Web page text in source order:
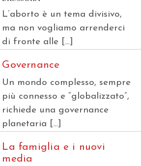
L’aborto è un tema divisivo,
ma non vogliamo arrenderci
di fronte alle […]
Governance
Un mondo complesso, sempre
più connesso e “globalizzato”,
richiede una governance
planetaria […]
La famiglia e i nuovi
media